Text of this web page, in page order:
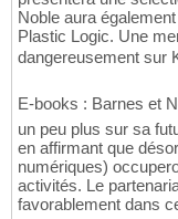
Noble aura
Plastic Logic. Une
dangereusement sur
E-books : Barnes et
un peu plus sur sa
en affirmant que
numériques)
activités. Le
favorablement dans